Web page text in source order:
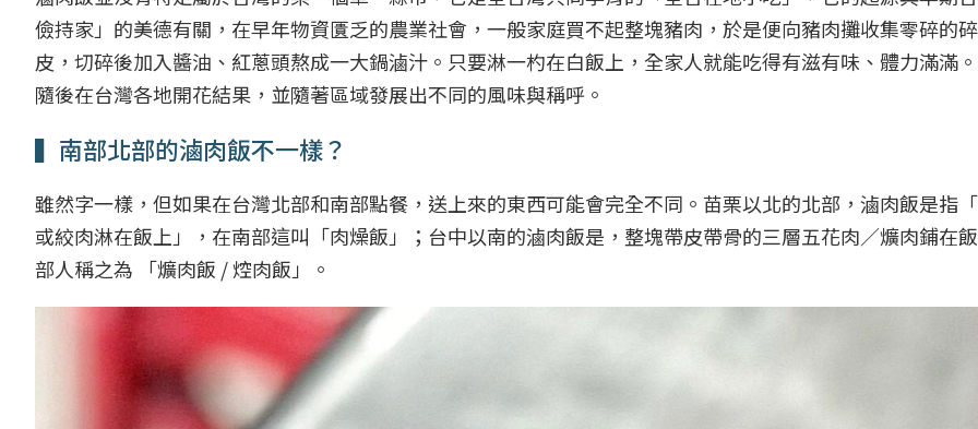
儉持家」的美德有關，在早年物資匱乏的農業社會，一般家庭買不起整塊豬肉，於是便向豬肉攤收集零碎的
皮，切碎後加入醬油、紅蔥頭熬成一大鍋滷汁。只要淋一杓在白飯上，全家人就能吃得有滋有味、體力滿滿
隨後在台灣各地開花結果，並隨著區域發展出不同的風味與稱呼。
▍南部北部的滷肉飯不一樣？
雖然字一樣，但如果在台灣北部和南部點餐，送上來的東西可能會完全不同。苗栗以北的北部，滷肉飯是指
或絞肉淋在飯上」，在南部這叫「肉燥飯」；台中以南的滷肉飯是，整塊帶皮帶骨的三層五花肉／爌肉鋪在
部人稱之為 「爌肉飯 / 焢肉飯」。